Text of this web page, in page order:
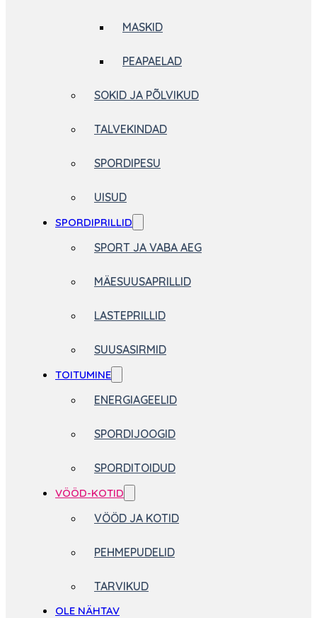
MASKID
PEAPAELAD
SOKID JA PÕLVIKUD
TALVEKINDAD
SPORDIPESU
UISUD
SPORDIPRILLID
SPORT JA VABA AEG
MÄESUUSAPRILLID
LASTEPRILLID
SUUSASIRMID
TOITUMINE
ENERGIAGEELID
SPORDIJOOGID
SPORDITOIDUD
VÖÖD-KOTID
VÖÖD JA KOTID
PEHMEPUDELID
TARVIKUD
OLE NÄHTAV